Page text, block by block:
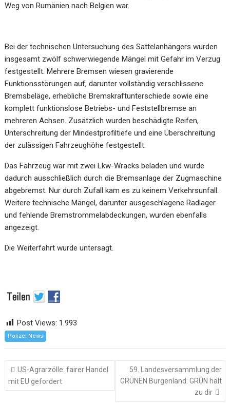
Weg von Rumänien nach Belgien war.
Bei der technischen Untersuchung des Sattelanhängers wurden
insgesamt zwölf schwerwiegende Mängel mit Gefahr im Verzug
festgestellt. Mehrere Bremsen wiesen gravierende
Funktionsstörungen auf, darunter vollständig verschlissene
Bremsbeläge, erhebliche Bremskraftunterschiede sowie eine
komplett funktionslose Betriebs- und Feststellbremse an
mehreren Achsen. Zusätzlich wurden beschädigte Reifen,
Unterschreitung der Mindestprofiltiefe und eine Überschreitung
der zulässigen Fahrzeughöhe festgestellt.
Das Fahrzeug war mit zwei Lkw-Wracks beladen und wurde
dadurch ausschließlich durch die Bremsanlage der Zugmaschine
abgebremst. Nur durch Zufall kam es zu keinem Verkehrsunfall.
Weitere technische Mängel, darunter ausgeschlagene Radlager
und fehlende Bremstrommelabdeckungen, wurden ebenfalls
angezeigt.
Die Weiterfahrt wurde untersagt.
Post Views: 1.993
Polizei News
Beitragsnavigation
US-Agrarzölle: fairer Handel
mit EU gefordert
59. Landesversammlung der
GRÜNEN Burgenland: GRÜN hält
zu dir